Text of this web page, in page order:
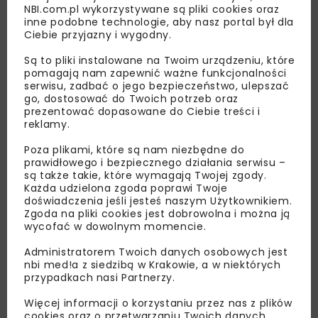
Lubisz wiedzieć więcej?
Zapisz się do newslettera aby otrzymywać od
nas najlepsze informacje branżowe,
zaproszenia na wydarzenia, atrakcyjne oferty i
dedykowane akcje specjalne.
Zapoznałam/em się zPolityką Prywatnościi
Regulaminemoraz wyrażam zgodę na otrzymywanie na
podany przeze mnie adres e-mail korespondencji
handlowej w postaci newslettera.
ZAPISZ MNIE
NBI.com.pl wykorzystywane są pliki cookies oraz
inne podobne technologie, aby nasz portal był dla
Ciebie przyjazny i wygodny.
Są to pliki instalowane na Twoim urządzeniu, które
pomagają nam zapewnić ważne funkcjonalności
serwisu, zadbać o jego bezpieczeństwo, ulepszać
go, dostosować do Twoich potrzeb oraz
prezentować dopasowane do Ciebie treści i
reklamy.
Poza plikami, które są nam niezbędne do
prawidłowego i bezpiecznego działania serwisu –
są także takie, które wymagają Twojej zgody.
Każda udzielona zgoda poprawi Twoje
doświadczenia jeśli jesteś naszym Użytkownikiem.
Zgoda na pliki cookies jest dobrowolna i można ją
wycofać w dowolnym momencie.
Administratorem Twoich danych osobowych jest
nbi med!a z siedzibą w Krakowie, a w niektórych
przypadkach nasi Partnerzy.
Więcej informacji o korzystaniu przez nas z plików